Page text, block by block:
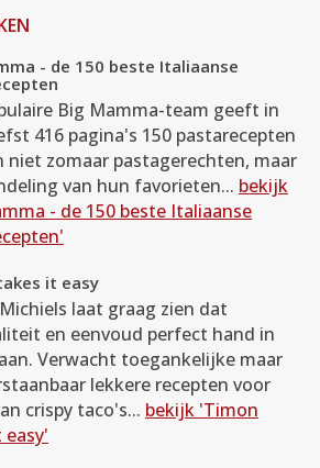
- de 150 beste Italiaanse
Big Mamma-team geeft in
416 pagina's 150 pastarecepten
niet zomaar pastagerechten, maar
van hun favorieten... bekijk
- de 150 beste Italiaanse
it easy
laat graag zien dat
en eenvoud perfect hand in
Verwacht toegankelijke maar
lekkere recepten voor
crispy taco's... bekijk 'Timon